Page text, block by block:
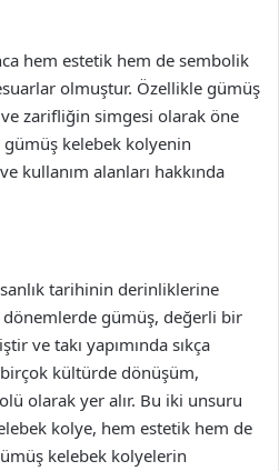
hem estetik hem de sembolik
olmuştur. Özellikle gümüş
zarifliğin simgesi olarak öne
gümüş kelebek kolyenin
kullanım alanları hakkında
tarihinin derinliklerine
dönemlerde gümüş, değerli bir
ve takı yapımında sıkça
birçok kültürde dönüşüm,
olarak yer alır. Bu iki unsuru
kolye, hem estetik hem de
kelebek kolyelerin